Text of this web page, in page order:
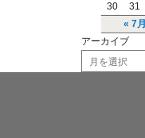
« 7月
30
31
アーカイブ
ー